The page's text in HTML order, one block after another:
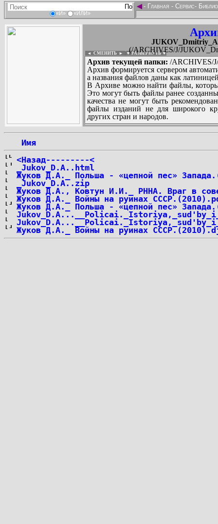
«И» «ИЛИ»
◄- Главная - Сервис-
(/ARCHIVES/J/
◄ СМЕНИТЬ ► ▼ РАЗВЕРНУТЬ ▼
Архив текущей папки: /ARCHIVES/
Архив формируется сервером
а названия файлов даны как
В Архиве можно найти файлы,
Это могут быть файлы ранее
качества не могут быть
файлы изданий не для широкого
других стран и народов.
Имя
<Назад---------<
_Jukov_D.A..html
Жуков Д.А._ Польша - «цепной пес»
_Jukov_D.A..zip
Жуков Д.А., Ковтун И.И._ РННА. Враг в
Жуков Д.А._ Войны на руинах
Жуков Д.А._ Польша - «цепной пес»
Жуков Д.А._ Войны на руинах